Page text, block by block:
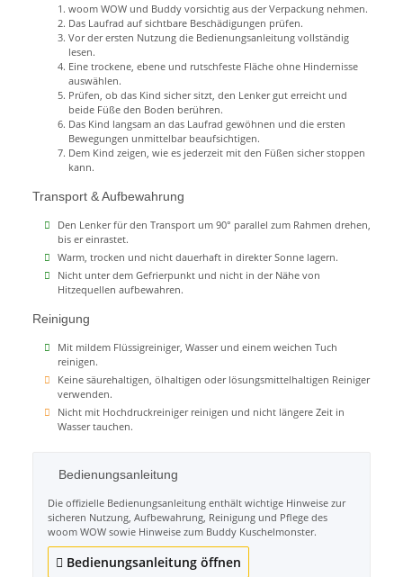
woom WOW und Buddy vorsichtig aus der Verpackung nehmen.
Das Laufrad auf sichtbare Beschädigungen prüfen.
Vor der ersten Nutzung die Bedienungsanleitung vollständig
lesen.
Eine trockene, ebene und rutschfeste Fläche ohne Hindernisse
auswählen.
Prüfen, ob das Kind sicher sitzt, den Lenker gut erreicht und
beide Füße den Boden berühren.
Das Kind langsam an das Laufrad gewöhnen und die ersten
Bewegungen unmittelbar beaufsichtigen.
Dem Kind zeigen, wie es jederzeit mit den Füßen sicher stoppen
kann.
Transport & Aufbewahrung
Den Lenker für den Transport um 90° parallel zum Rahmen drehen,
bis er einrastet.
Warm, trocken und nicht dauerhaft in direkter Sonne lagern.
Nicht unter dem Gefrierpunkt und nicht in der Nähe von
Hitzequellen aufbewahren.
Reinigung
Mit mildem Flüssigreiniger, Wasser und einem weichen Tuch
reinigen.
Keine säurehaltigen, ölhaltigen oder lösungsmittelhaltigen Reiniger
verwenden.
Nicht mit Hochdruckreiniger reinigen und nicht längere Zeit in
Wasser tauchen.
Bedienungsanleitung
Die offizielle Bedienungsanleitung enthält wichtige Hinweise zur
sicheren Nutzung, Aufbewahrung, Reinigung und Pflege des
woom WOW sowie Hinweise zum Buddy Kuschelmonster.
Bedienungsanleitung öffnen